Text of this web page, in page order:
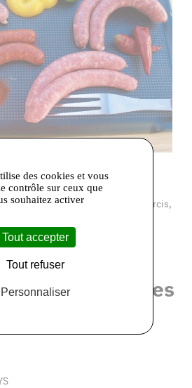
:
Brochettes, Légumes Farcis,
et coordonnées
des cookies et vous
contrôle sur ceux que
souhaitez activer
Tout accepter
Tout refuser
Personnaliser